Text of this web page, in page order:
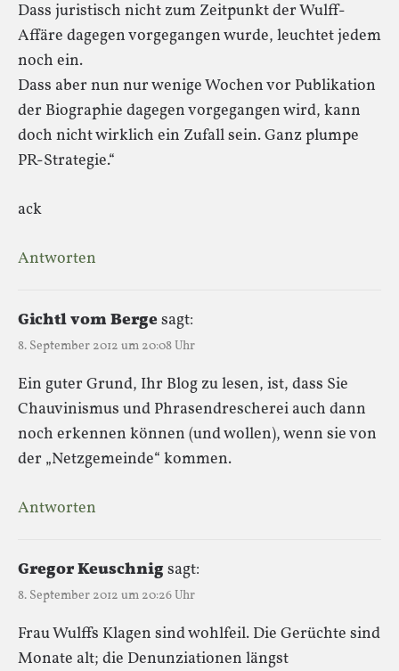
Dass juristisch nicht zum Zeitpunkt der Wulff-
Affäre dagegen vorgegangen wurde, leuchtet jedem
noch ein.
Dass aber nun nur wenige Wochen vor Publikation
der Biographie dagegen vorgegangen wird, kann
doch nicht wirklich ein Zufall sein. Ganz plumpe
PR-Strategie.“
ack
Antworten
Gichtl vom Bergesagt:
8. September 2012 um 20:08 Uhr
Ein guter Grund, Ihr Blog zu lesen, ist, dass Sie
Chauvinismus und Phrasendrescherei auch dann
noch erkennen können (und wollen), wenn sie von
der „Netzgemeinde“ kommen.
Antworten
Gregor Keuschnigsagt:
8. September 2012 um 20:26 Uhr
Frau Wulffs Klagen sind wohlfeil. Die Gerüchte sind
Monate alt; die Denunziationen längst